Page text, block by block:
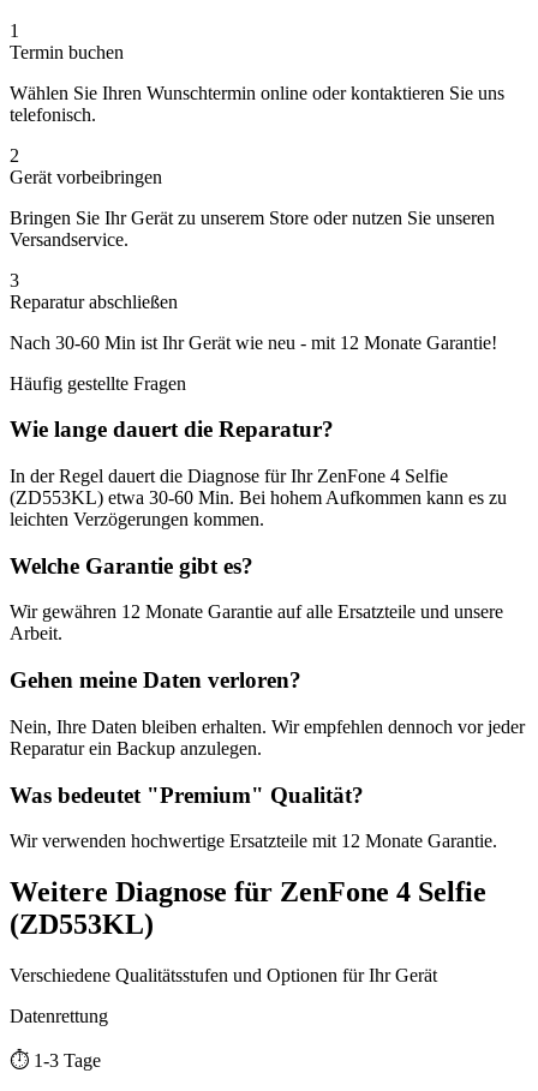
1
Termin buchen
Wählen Sie Ihren Wunschtermin online oder kontaktieren Sie uns
telefonisch.
2
Gerät vorbeibringen
Bringen Sie Ihr Gerät zu unserem Store oder nutzen Sie unseren
Versandservice.
3
Reparatur abschließen
Nach 30-60 Min ist Ihr Gerät wie neu - mit 12 Monate Garantie!
Häufig gestellte Fragen
Wie lange dauert die Reparatur?
In der Regel dauert die Diagnose für Ihr ZenFone 4 Selfie
(ZD553KL) etwa 30-60 Min. Bei hohem Aufkommen kann es zu
leichten Verzögerungen kommen.
Welche Garantie gibt es?
Wir gewähren 12 Monate Garantie auf alle Ersatzteile und unsere
Arbeit.
Gehen meine Daten verloren?
Nein, Ihre Daten bleiben erhalten. Wir empfehlen dennoch vor jeder
Reparatur ein Backup anzulegen.
Was bedeutet "Premium" Qualität?
Wir verwenden hochwertige Ersatzteile mit 12 Monate Garantie.
Weitere Diagnose für ZenFone 4 Selfie
(ZD553KL)
Verschiedene Qualitätsstufen und Optionen für Ihr Gerät
Datenrettung
⏱️ 1-3 Tage